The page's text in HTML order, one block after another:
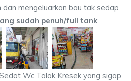
dan mengeluarkan bau tak sedap
sudah penuh/full tank
Wc Talok Kresek yang sigap